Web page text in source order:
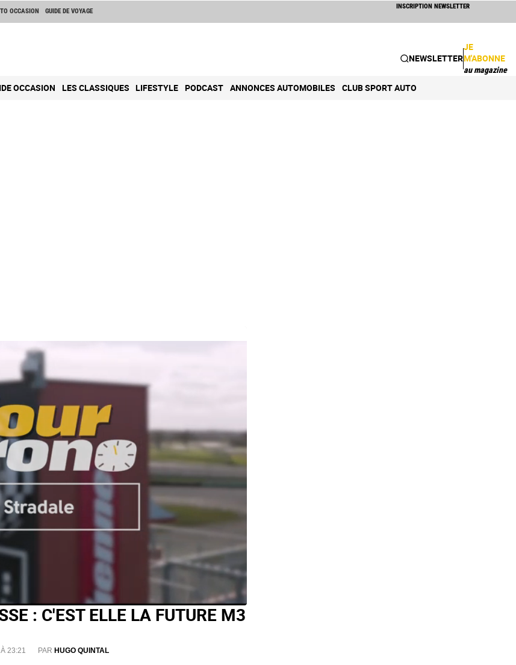
OCCASION GUIDE DE VOYAGE
INSCRIPTION NEWSLETTER
NEWSLETTER
JE
M'ABONNE
au magazine
OCCASION LES CLASSIQUES LIFESTYLE PODCAST ANNONCES AUTOMOBILES CLUB SPORT AUTO
: C'EST ELLE LA FUTURE M3
23:21 PAR HUGO QUINTAL